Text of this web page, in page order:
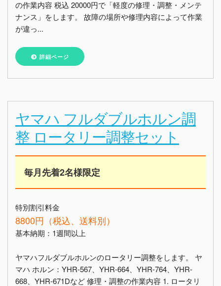
の作業内容 税込 20000円で「軽度の修理・調整・メンテ
ナンス」をします。 故障の場所や修理内容によって作業
が違っ...
詳細ページ
ヤマハ フルダブルホルン調
整 ロータリー調整セット
毎月先着2名様限定
特別割引料金
8800円（税込、送料別）
基本納期：1週間以上
ヤマハフルダブルホルンのロータリー調整をします。 ヤ
マハ ホルン：YHR-567、YHR-664、YHR-764、YHR-
668、YHR-671Dなど 修理・調整の作業内容 1. ロータリ